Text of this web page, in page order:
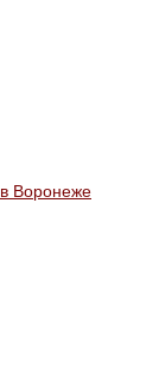
Воронеже